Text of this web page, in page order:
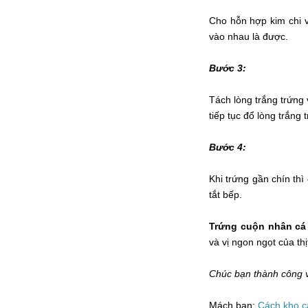
Cho hỗn hợp kim chi
vào nhau là được.
Bước 3:
Tách lòng trắng trứng
tiếp tục đổ lòng trắng
Bước 4:
Khi trứng gần chín
tắt bếp.
Trứng cuộn nhân cá
và vị ngon ngọt của
Chúc bạn thành công
Mách bạn: Cách kho